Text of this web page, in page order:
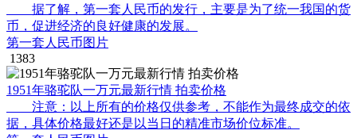
据了解，第一套人民币的发行，主要是为了统一我国的货
币，促进经济的良好健康的发展。
第一套人民币图片
1383
1951年骆驼队一万元最新行情 拍卖价格
注意：以上所有的价格仅供参考，不能作为最终成交的依
据，具体价格最好还是以当日的精准市场价位标准。